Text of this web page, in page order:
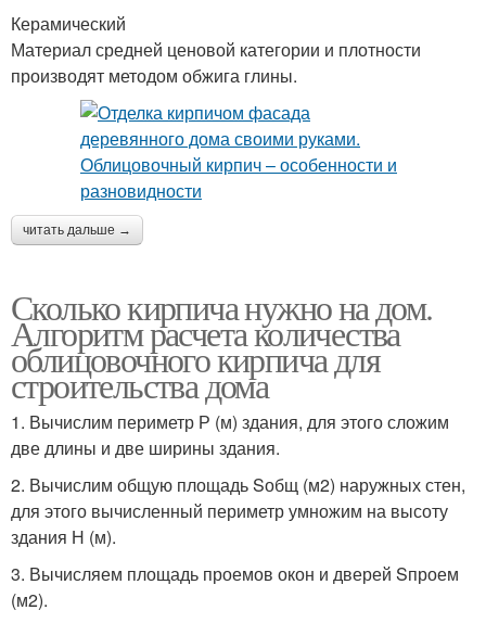
Керамический
Материал средней ценовой категории и плотности
производят методом обжига глины.
читать дальше →
Сколько кирпича нужно на дом.
Алгоритм расчета количества
облицовочного кирпича для
строительства дома
1. Вычислим периметр Р (м) здания, для этого сложим
две длины и две ширины здания.
2. Вычислим общую площадь Sобщ (м2) наружных стен,
для этого вычисленный периметр умножим на высоту
здания Н (м).
3. Вычисляем площадь проемов окон и дверей Sпроем
(м2).